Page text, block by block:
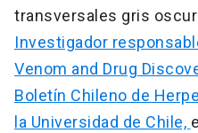
transversales gris
Investigador
Venom and Drug
Boletín Chileno de
la Universidad de Chile,